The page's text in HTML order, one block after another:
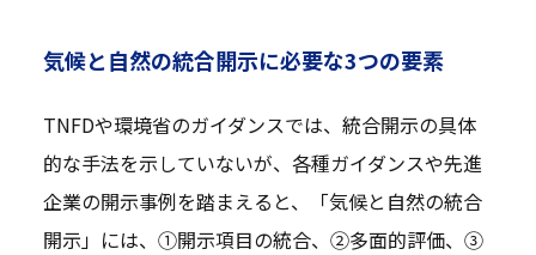
気候と自然の統合開示に必要な3つの要素
TNFDや環境省のガイダンスでは、統合開示の具体
的な手法を示していないが、各種ガイダンスや先進
企業の開示事例を踏まえると、「気候と自然の統合
開示」には、①開示項目の統合、②多面的評価、③